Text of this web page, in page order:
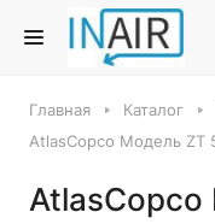
Главная Каталог
AtlasCopco Модель ZT